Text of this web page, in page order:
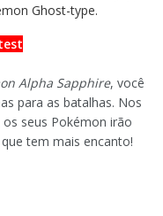
Ghost-type.
Alpha Sapphire, você
para as batalhas. Nos
os seus Pokémon irão
tem mais encanto!